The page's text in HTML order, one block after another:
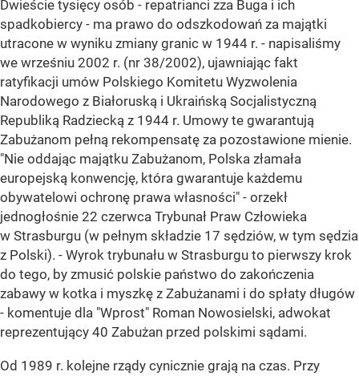
Dwieście tysięcy osób - repatrianci zza Buga i ich
spadkobiercy - ma prawo do odszkodowań za majątki
utracone w wyniku zmiany granic w 1944 r. - napisaliśmy
we wrześniu 2002 r. (nr 38/2002), ujawniając fakt
ratyfikacji umów Polskiego Komitetu Wyzwolenia
Narodowego z Białoruską i Ukraińską Socjalistyczną
Republiką Radziecką z 1944 r. Umowy te gwarantują
Zabużanom pełną rekompensatę za pozostawione mienie.
"Nie oddając majątku Zabużanom, Polska złamała
europejską konwencję, która gwarantuje każdemu
obywatelowi ochronę prawa własności" - orzekł
jednogłośnie 22 czerwca Trybunał Praw Człowieka
w Strasburgu (w pełnym składzie 17 sędziów, w tym sędzia
z Polski). - Wyrok trybunału w Strasburgu to pierwszy krok
do tego, by zmusić polskie państwo do zakończenia
zabawy w kotka i myszkę z Zabużanami i do spłaty długów
- komentuje dla "Wprost" Roman Nowosielski, adwokat
reprezentujący 40 Zabużan przed polskimi sądami.
Od 1989 r. kolejne rządy cynicznie grają na czas. Przy